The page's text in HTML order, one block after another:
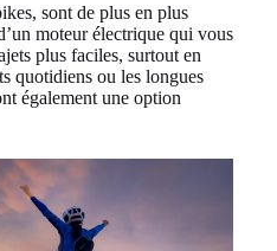
sont de plus en plus
moteur électrique qui vous
plus faciles, surtout en
quotidiens ou les longues
également une option